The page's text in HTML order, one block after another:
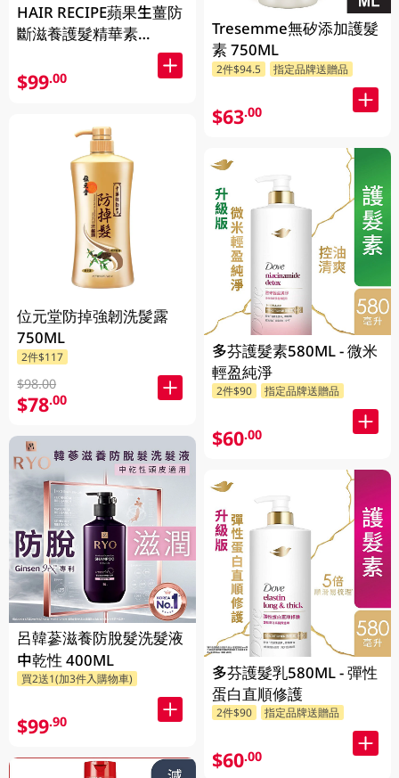
HAIR RECIPE蘋果生薑防
斷滋養護髮精華素
$99.00
位元堂防掉強韌洗髲露
750ML
2件$117
$98.00
$78.00
呂韓蔘滋養防脫髮洗髮液
中乾性 400ML
買2送1(加3件入購物車)
$99.90
Tresemme無矽添加護髮
素 750ML
2件$94.5 指定品牌送贈品
$63.00
多芬護髮素580ML - 微米
輕盈純淨
2件$90 指定品牌送贈品
$60.00
多芬護髮乳580ML - 彈性
蛋白直順修護
2件$90 指定品牌送贈品
$60.00